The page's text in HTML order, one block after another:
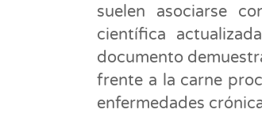
suelen asociarse
científica
documento
frente a la carne
enfermedades